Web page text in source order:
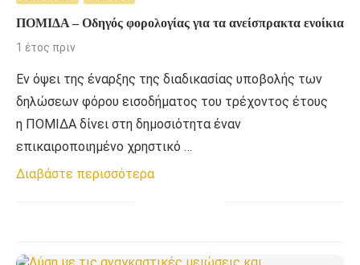
ΠΟΜΙΔΑ – Οδηγός φορολογίας για τα ανείσπρακτα ενοίκια
1 έτος πριν
Εν όψει της έναρξης της διαδικασίας υποβολής των
δηλώσεων φόρου εισοδήματος του τρέχοντος έτους
η ΠΟΜΙΔΑ δίνει στη δημοσιότητα έναν
επικαιροποιημένο χρηστικό …
Διαβάστε περισσότερα